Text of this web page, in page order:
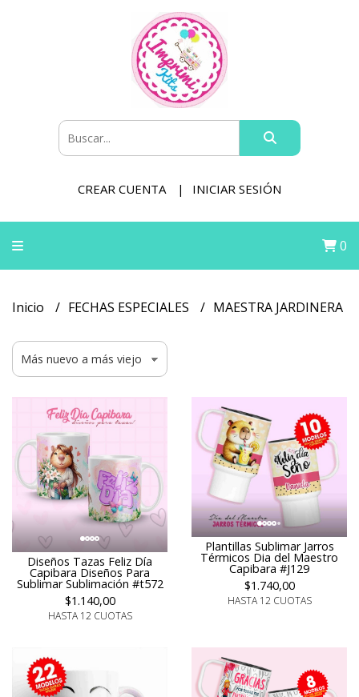
CREAR CUENTA INICIAR SESIÓN
0
Inicio FECHAS ESPECIALES MAESTRA JARDINERA
Diseños Tazas Feliz Día
Capibara Diseños Para
Sublimar Sublimación #t572
$1.140,00
HASTA 12 CUOTAS
Plantillas Sublimar Jarros
Térmicos Dia del Maestro
Capibara #J129
$1.740,00
HASTA 12 CUOTAS